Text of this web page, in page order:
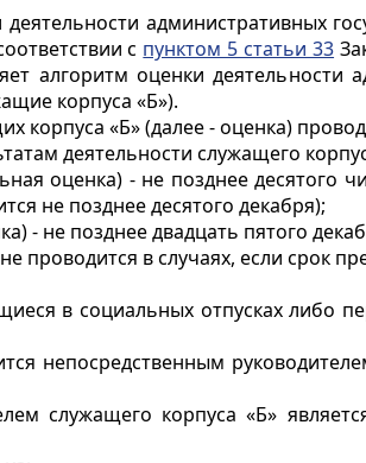
административных
с пунктом 5 статьи 33
алгоритм оценки
корпуса «Б»).
корпуса «Б» (далее - оценка)
деятельности служащего
оценка) - не позднее
не позднее десятого декабря);
- не позднее двадцать пятого
проводится в случаях, если срок
в социальных отпусках либо
непосредственным
служащего корпуса «Б»